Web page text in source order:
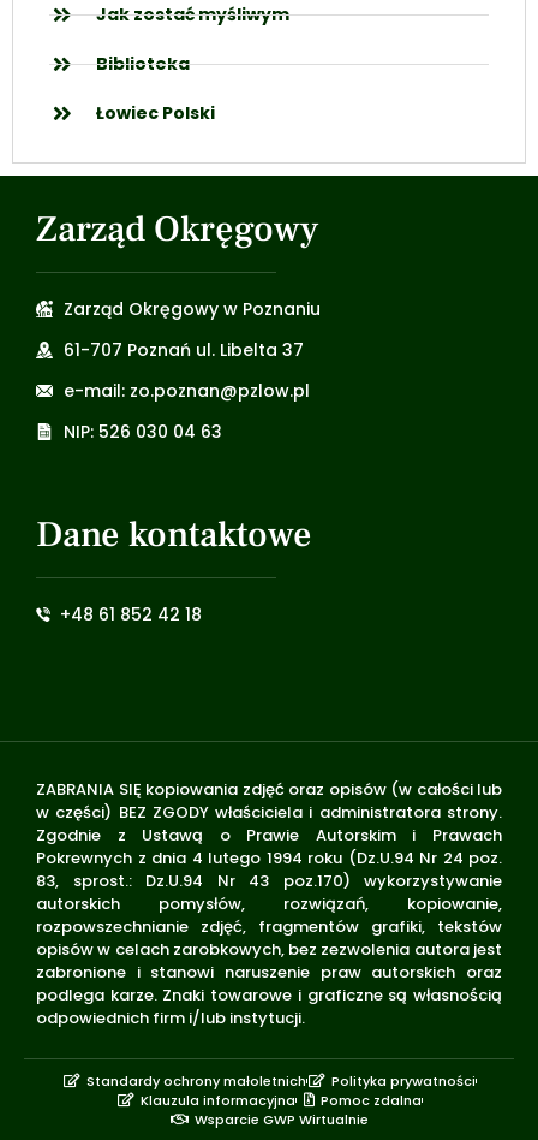
Jak zostać myśliwym
Biblioteka
Łowiec Polski
Zarząd Okręgowy
Zarząd Okręgowy w Poznaniu
61-707 Poznań ul. Libelta 37
e-mail: zo.poznan@pzlow.pl
NIP: 526 030 04 63
Dane kontaktowe
+48 61 852 42 18
ZABRANIA SIĘ kopiowania zdjęć oraz opisów (w całości lub
w części) BEZ ZGODY właściciela i administratora strony.
Zgodnie z Ustawą o Prawie Autorskim i Prawach
Pokrewnych z dnia 4 lutego 1994 roku (Dz.U.94 Nr 24 poz.
83, sprost.: Dz.U.94 Nr 43 poz.170) wykorzystywanie
autorskich pomysłów, rozwiązań, kopiowanie,
rozpowszechnianie zdjęć, fragmentów grafiki, tekstów
opisów w celach zarobkowych, bez zezwolenia autora jest
zabronione i stanowi naruszenie praw autorskich oraz
podlega karze. Znaki towarowe i graficzne są własnością
odpowiednich firm i/lub instytucji.
Standardy ochrony małoletnich
Polityka prywatności
Klauzula informacyjna
Pomoc zdalna
Wsparcie GWP Wirtualnie